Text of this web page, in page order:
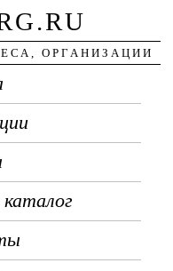
ОРГАНИЗАЦИИ